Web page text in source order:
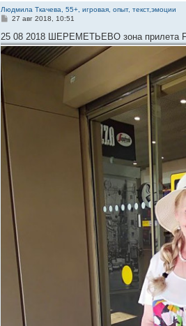
Людмила Ткачева, 55+, игровая, опыт, текст,эмоции
С
о
б
щ
е
27 авг 2018, 10:51
25 08 2018 ШЕРЕМЕТЬЕВО зона